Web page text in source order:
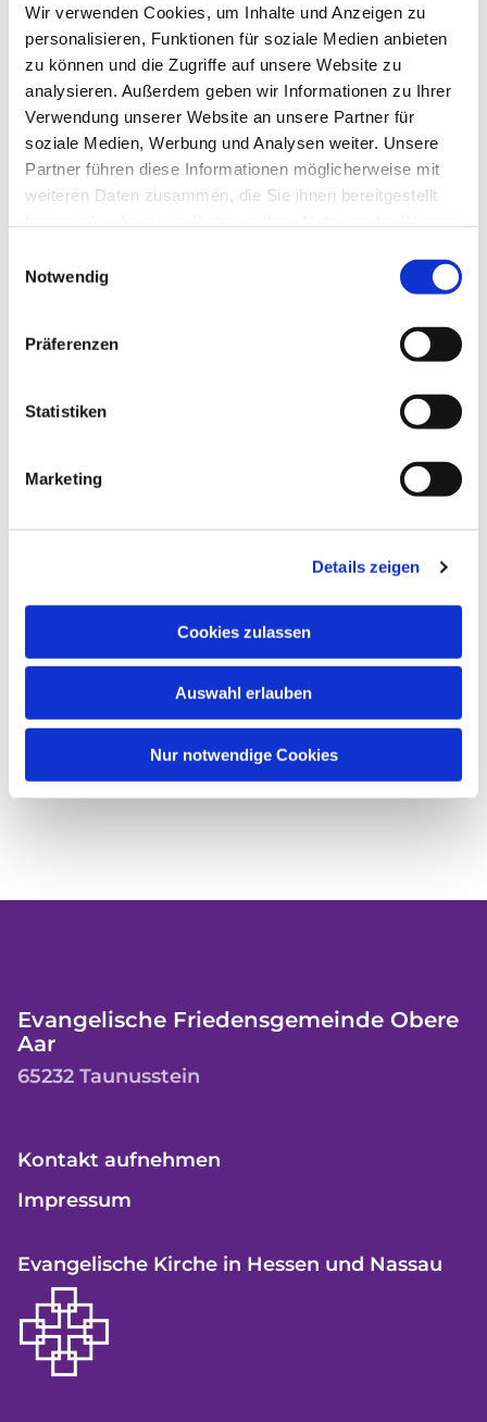
Wir verwenden Cookies, um Inhalte und Anzeigen zu
personalisieren, Funktionen für soziale Medien anbieten
zu können und die Zugriffe auf unsere Website zu
analysieren. Außerdem geben wir Informationen zu Ihrer
Verwendung unserer Website an unsere Partner für
soziale Medien, Werbung und Analysen weiter. Unsere
Partner führen diese Informationen möglicherweise mit
weiteren Daten zusammen, die Sie ihnen bereitgestellt
Notwendig
Präferenzen
Statistiken
Marketing
Details zeigen
Cookies zulassen
Auswahl erlauben
Nur notwendige Cookies
Dies könnte Sie auch
Evangelische Friedensgemeinde Obere
Aar
65232 Taunusstein
Kontakt aufnehmen
Impressum
Evangelische Kirche in Hessen und Nassau